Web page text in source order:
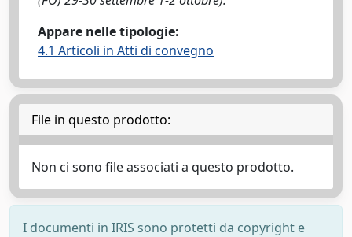
Appare nelle tipologie:
4.1 Articoli in Atti di convegno
File in questo prodotto:
Non ci sono file associati a questo prodotto.
I documenti in IRIS sono protetti da copyright e